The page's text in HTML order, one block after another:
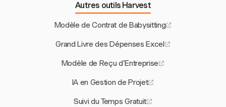
Autres outils Harvest
Modèle de Contrat de Babysitting
Grand Livre des Dépenses Excel
Modèle de Reçu d'Entreprise
IA en Gestion de Projet
Suivi du Temps Gratuit